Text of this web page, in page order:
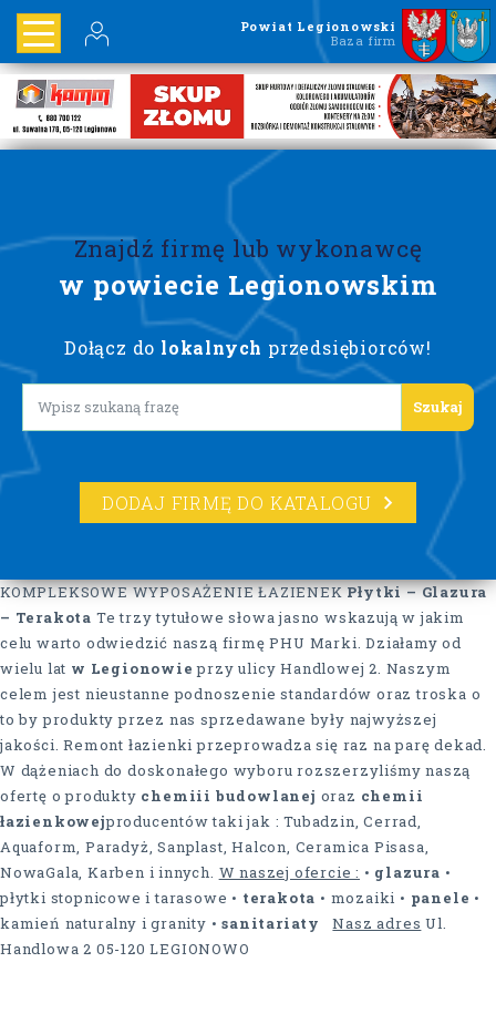
Powiat Legionowski
Baza firm
Znajdź firmę lub wykonawcę
w powiecie Legionowskim
Dołącz do lokalnych przedsiębiorców!
Lorem ipsum
DODAJ FIRMĘ DO KATALOGU
KOMPLEKSOWE WYPOSAŻENIE ŁAZIENEKPłytki – Glazura
– Terakota Te trzy tytułowe słowa jasno wskazują w jakim
celu warto odwiedzić naszą firmę PHU Marki. Działamy od
wielu lat w Legionowie przy ulicy Handlowej 2. Naszym
celem jest nieustanne podnoszenie standardów oraz troska o
to by produkty przez nas sprzedawane były najwyższej
jakości. Remont łazienki przeprowadza się raz na parę dekad.
W dążeniach do doskonałego wyboru rozszerzyliśmy naszą
ofertę o produkty chemiii budowlanej oraz chemii
łazienkowejproducentów taki jak : Tubadzin, Cerrad,
Aquaform, Paradyż, Sanplast, Halcon, Ceramica Pisasa,
NowaGala, Karben i innych. W naszej ofercie : • glazura •
płytki stopnicowe i tarasowe • terakota • mozaiki • panele •
kamień naturalny i granity •sanitariaty Nasz adres Ul.
Handlowa 2 05-120 LEGIONOWO